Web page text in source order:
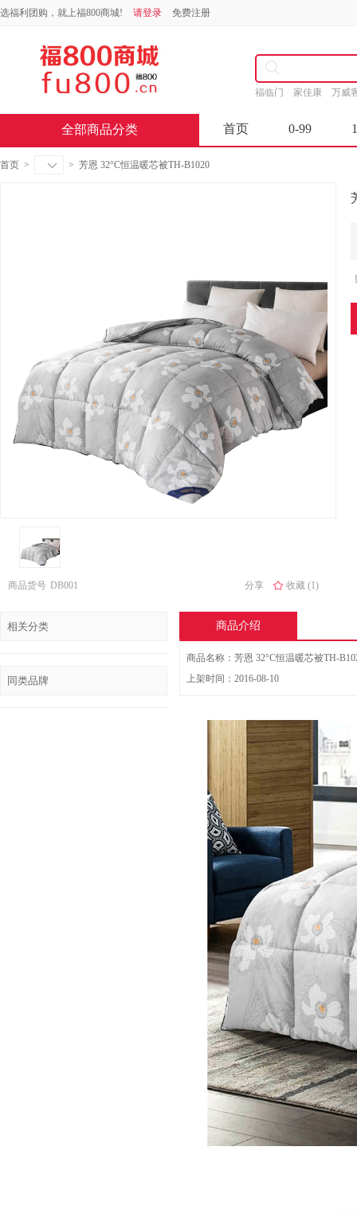
选福利团购，就上福800商城! 请登录 免费注册
福临门 家佳康 万威
全部商品分类 首页 0-99
首页 > > 芳恩 32°C恒温暖芯被TH-B1020
商品货号 DB001 收藏 (1)
分享
相关分类
同类品牌
商品介绍
商品名称：芳恩 32°C恒温暖芯被TH-
上架时间：2016-08-10